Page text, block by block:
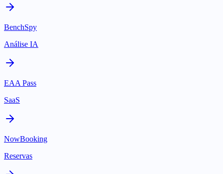
BenchSpy
Análise IA
EAA Pass
SaaS
NowBooking
Reservas